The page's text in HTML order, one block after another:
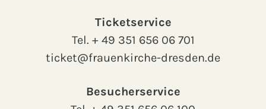
Ticketservice
Tel. + 49 351 656 06 701
ticket@frauenkirche-dresden.de
Besucherservice